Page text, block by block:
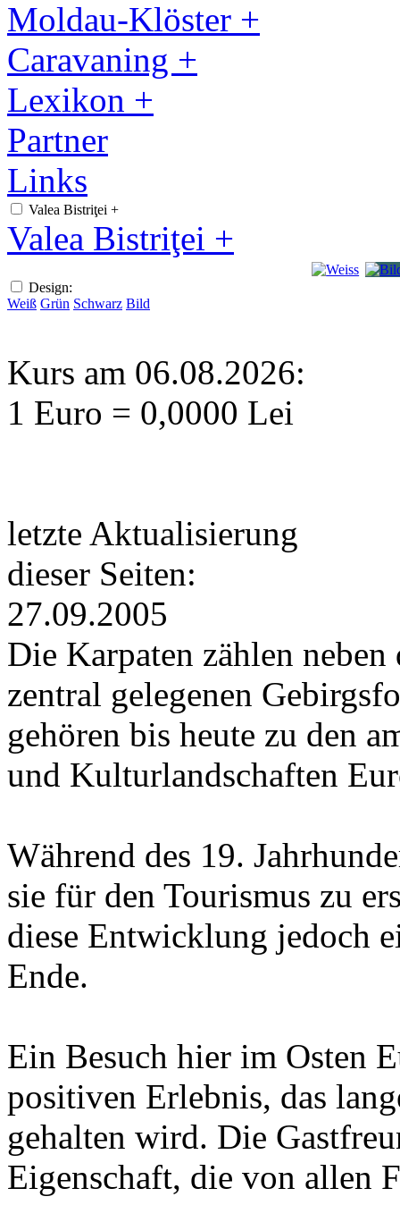
Moldau-Klöster +
Caravaning +
Lexikon +
Partner
Links
Valea Bistriţei +
Valea Bistriţei +
Design:
Weiß Grün Schwarz Bild
Kurs am 06.08.2026:
1 Euro = 0,0000 Lei
letzte Aktualisierung
dieser Seiten:
27.09.2005
Die Karpaten zählen
zentral gelegenen
gehören bis heute zu den
und Kulturlandschaften
Während des 19.
sie für den Tourismus zu
diese Entwicklung jedoch
Ende.
Ein Besuch hier im Osten
positiven Erlebnis, das
gehalten wird. Die
Eigenschaft, die von allen